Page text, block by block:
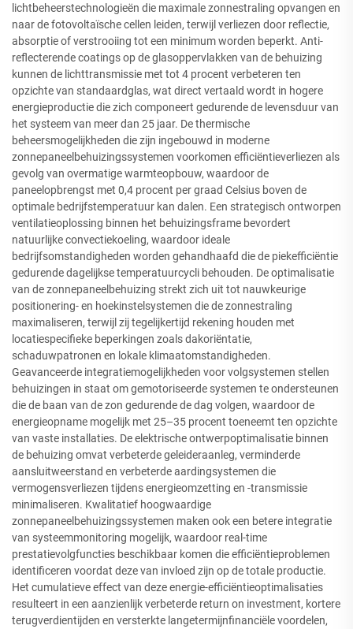
lichtbeheerstechnologieën die maximale zonnestraling opvangen en
naar de fotovoltaïsche cellen leiden, terwijl verliezen door reflectie,
absorptie of verstrooiing tot een minimum worden beperkt. Anti-
reflecterende coatings op de glasoppervlakken van de behuizing
kunnen de lichttransmissie met tot 4 procent verbeteren ten
opzichte van standaardglas, wat direct vertaald wordt in hogere
energieproductie die zich componeert gedurende de levensduur van
het systeem van meer dan 25 jaar. De thermische
beheersmogelijkheden die zijn ingebouwd in moderne
zonnepaneelbehuizingssystemen voorkomen efficiëntieverliezen als
gevolg van overmatige warmteopbouw, waardoor de
paneelopbrengst met 0,4 procent per graad Celsius boven de
optimale bedrijfstemperatuur kan dalen. Een strategisch ontworpen
ventilatieoplossing binnen het behuizingsframe bevordert
natuurlijke convectiekoeling, waardoor ideale
bedrijfsomstandigheden worden gehandhaafd die de piekefficiëntie
gedurende dagelijkse temperatuurcycli behouden. De optimalisatie
van de zonnepaneelbehuizing strekt zich uit tot nauwkeurige
positionering- en hoekinstelsystemen die de zonnestraling
maximaliseren, terwijl zij tegelijkertijd rekening houden met
locatiespecifieke beperkingen zoals dakoriëntatie,
schaduwpatronen en lokale klimaatomstandigheden.
Geavanceerde integratiemogelijkheden voor volgsystemen stellen
behuizingen in staat om gemotoriseerde systemen te ondersteunen
die de baan van de zon gedurende de dag volgen, waardoor de
energieopname mogelijk met 25–35 procent toeneemt ten opzichte
van vaste installaties. De elektrische ontwerpoptimalisatie binnen
de behuizing omvat verbeterde geleideraanleg, verminderde
aansluitweerstand en verbeterde aardingsystemen die
vermogensverliezen tijdens energieomzetting en -transmissie
minimaliseren. Kwalitatief hoogwaardige
zonnepaneelbehuizingssystemen maken ook een betere integratie
van systeemmonitoring mogelijk, waardoor real-time
prestatievolgfuncties beschikbaar komen die efficiëntieproblemen
identificeren voordat deze van invloed zijn op de totale productie.
Het cumulatieve effect van deze energie-efficiëntieoptimalisaties
resulteert in een aanzienlijk verbeterde return on investment, kortere
terugverdientijden en versterkte langetermijnfinanciële voordelen,